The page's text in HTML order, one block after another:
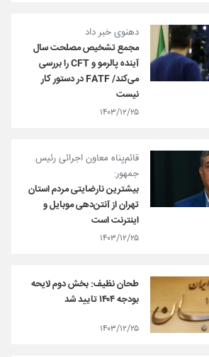
دهنوی خبر داد
مجمع تشخیص مصلحت سال
آینده پالرمو و CFT را بررسی
می‌کند/ FATF در دستور کار
نیست
۱۴۰۳/۱۲/۲۵
قائم‌پناه معاون اجرائی رئیس
جمهور:
بیشترین نارضایتی مردم استان
تهران از آنتن‌دهی موبایل و
اینترنت است
۱۴۰۳/۱۲/۲۵
طحان نظیف: بخش دوم لایحه
بودجه ۱۴۰۴ تایید شد
۱۴۰۳/۱۲/۲۵